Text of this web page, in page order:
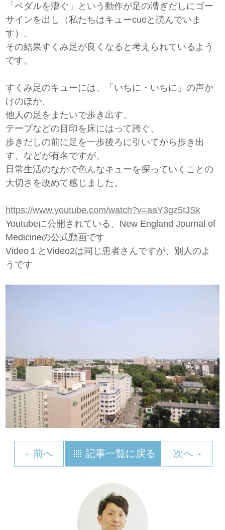
「ペダルを漕ぐ」という動作が足の漕ぎだしにゴー
サインを出し（私たちはキューcueと読んでいま
す）、
その結果すくみ足が良くなると考えられているよう
です。
すくみ足のキューには、「いちに・いちに」の声か
けのほか、
他人の足をまたいで歩き出す、
テープなどの目印を床にはって跨ぐ、
歩きだしの前に足を一歩後ろに引いてから歩き出
す、などが有名ですが、
日常生活のなかで色んなキューを探っていくことの
大切さを改めて感じました。
https://www.youtube.com/watch?v=aaY3gz5tJSk
Youtubeに公開されている、New England Journal of
Medicineの公式動画です
Video１とVideo2は同じ患者さんですが、別人のよ
うです
前へ 記事一覧に戻る 次へ